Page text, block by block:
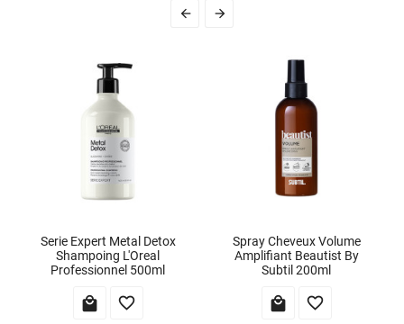
 
Serie Expert Metal Detox
Shampoing L'Oreal
Professionnel 500ml
 
Spray Cheveux Volume
Amplifiant Beautist By
Subtil 200ml
 